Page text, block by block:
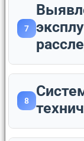
7
8